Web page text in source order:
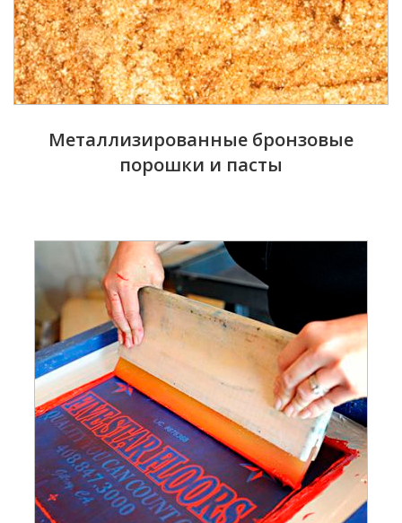
Металлизированные бронзовые
порошки и пасты